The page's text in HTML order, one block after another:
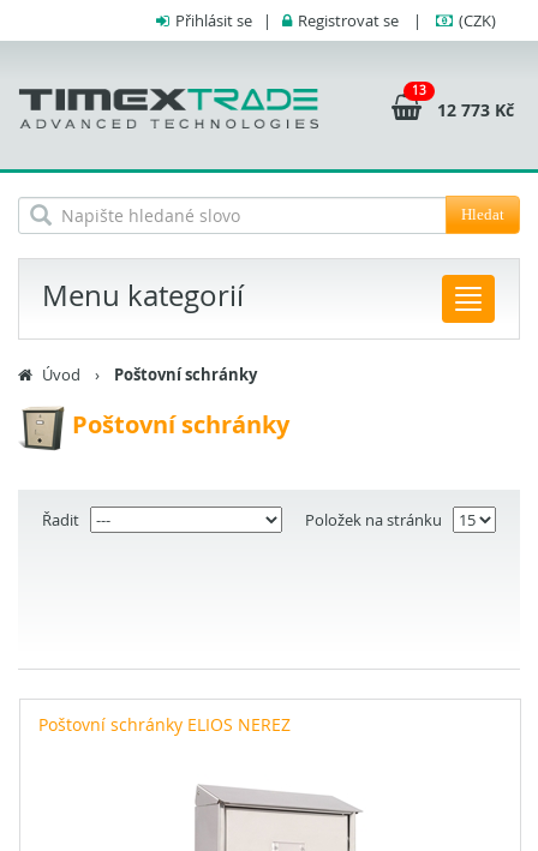
Přihlásit se | Registrovat se | (CZK)
13
12 773 Kč
Hledat
Menu kategorií
Úvod › Poštovní schránky
Poštovní schránky
Řadit Položek na stránku
Poštovní schránky ELIOS NEREZ